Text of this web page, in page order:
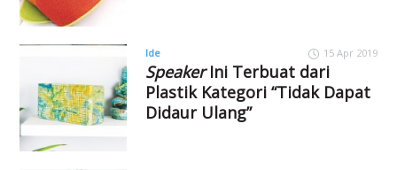
Ide 15 Apr 2019
SpeakerIni Terbuat dari
Plastik Kategori “Tidak Dapat
Didaur Ulang”